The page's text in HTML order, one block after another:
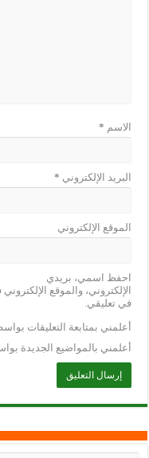
الاسم *
البريد الإلكتروني *
الموقع الإلكتروني
احفظ اسمي، بريدي
الإلكتروني، والموقع
في تعليقي.
أعلمني بمتابعة التعليقات
أعلمني بالمواضيع الجديدة